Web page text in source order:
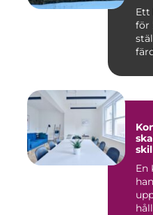
Ett
för
En